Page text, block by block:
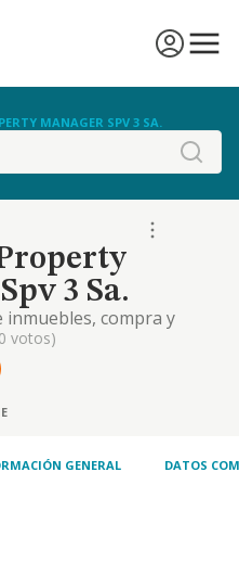
MANAGER SPV 3 SA.
3 Sa.
inmuebles, compra y
arrendamiento e
de servicios de
de financiación
consultaría
organizativa,
la
votos)
GENERAL DATOS